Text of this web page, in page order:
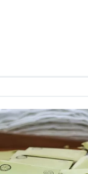
Korunması
Metnimizi
olarak kullanılan